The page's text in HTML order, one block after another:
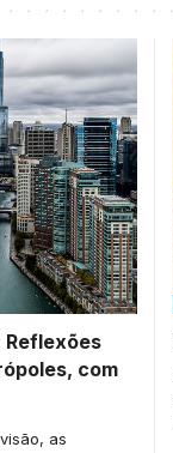
Reflexões
com
as